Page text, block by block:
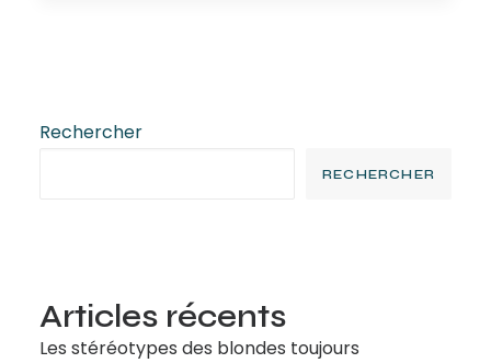
Rechercher
RECHERCHER
Articles récents
Les stéréotypes des blondes toujours